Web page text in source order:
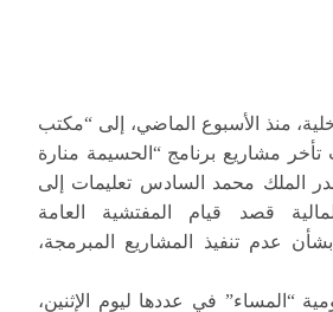
منذ الأسبوع الماضي، إلى “مكتب
مشاريع برنامج “الحسيمة منارة
الملك محمد السادس تعليمات إلى
قصد قيام المفتشية العامة
بشأن عدم تنفيذ المشاريع المبرمجة،
“المساء” في عددها ليوم الإثنين،